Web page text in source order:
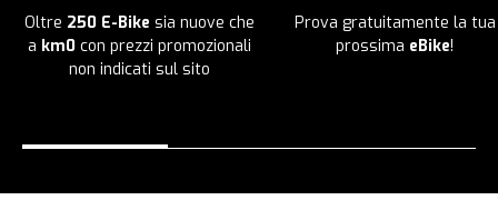
Oltre 250 E-Bike sia nuove che
a km0 con prezzi promozionali
non indicati sul sito
Prova gratuitamente la tua
prossima eBike!